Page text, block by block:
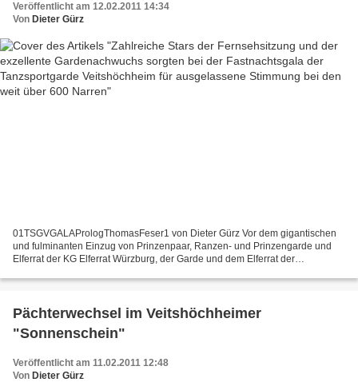
den weit über 600 Narren
Veröffentlicht am 12.02.2011 14:34
Von Dieter Gürz
01TSGVGALAPrologThomasFeser1 von Dieter Gürz Vor dem gigantischen
und fulminanten Einzug von Prinzenpaar, Ranzen- und Prinzengarde und
Elferrat der KG Elferrat Würzburg, der Garde und dem Elferrat der
Pächterwechsel im Veitshöchheimer
"Sonnenschein"
Veröffentlicht am 11.02.2011 12:48
Von Dieter Gürz